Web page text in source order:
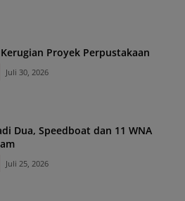
Proyek Perpustakaan
Juli 30, 2026
dan 11 WNA
Juli 25, 2026